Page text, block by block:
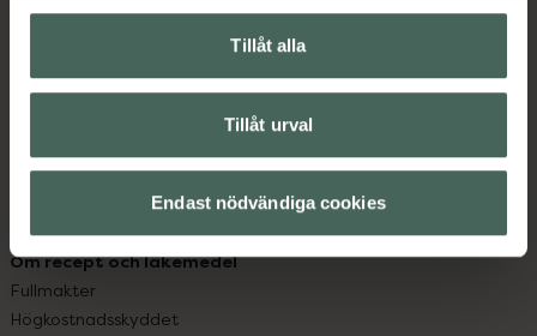
Tillåt alla
Tillåt urval
Endast nödvändiga cookies
Vanliga frågor
Handla tryggt
Sajtens tillgänglighet
Om recept och läkemedel
Fullmakter
Högkostnadsskyddet